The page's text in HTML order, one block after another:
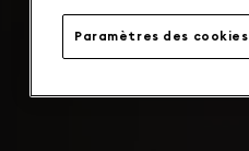
Paramètres des cookies